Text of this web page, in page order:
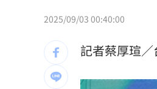
獨／海外遊學
長尾獼猴失控
2025/09/03 00:40:00
記者蔡厚瑄